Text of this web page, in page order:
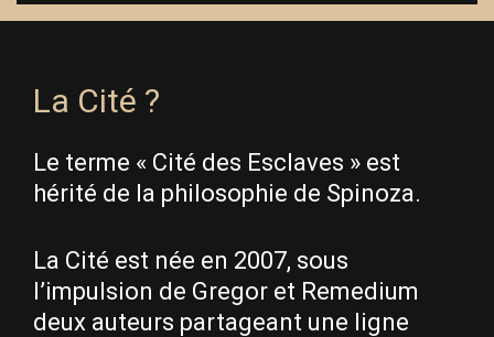
La Cité ?
Le terme « Cité des Esclaves » est
hérité de la philosophie de Spinoza.
La Cité est née en 2007, sous
l’impulsion de Gregor et Remedium
deux auteurs partageant une ligne